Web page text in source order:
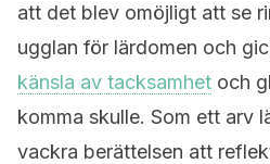
att det blev omöjligt att se
ugglan för lärdomen och
känsla av tacksamhet och
komma skulle. Som ett arv
vackra berättelsen att